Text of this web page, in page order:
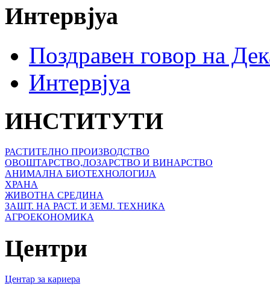
Интервјуа
Поздравен говор на
Интервјуа
ИНСТИТУТИ
РАСТИТЕЛНО ПРОИЗВОДСТВО
ОВОШТАРСТВО,ЛОЗАРСТВО И ВИНАРСТВО
АНИМАЛНА БИОТЕХНОЛОГИЈА
ХРАНА
ЖИВОТНА СРЕДИНА
ЗАШТ. НА РАСТ. И ЗЕМЈ. ТЕХНИКА
АГРОЕКОНОМИКА
Центри
Центар за кариера